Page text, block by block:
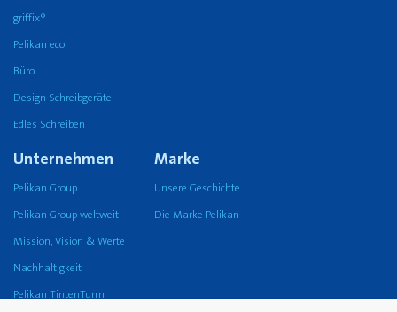
griffix®
Pelikan eco
Büro
Design Schreibgeräte
Edles Schreiben
Unternehmen
Pelikan Group
Pelikan Group weltweit
Mission, Vision & Werte
Nachhaltigkeit
Pelikan TintenTurm
Marke
Unsere Geschichte
Die Marke Pelikan